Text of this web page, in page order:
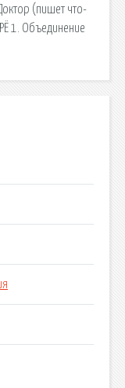
(пишет что-
1. Объединение